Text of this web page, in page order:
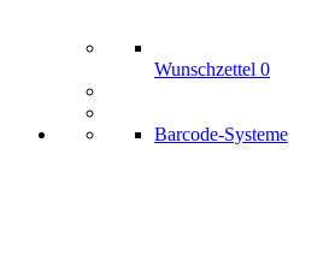
Wunschzettel 0
Barcode-Systeme